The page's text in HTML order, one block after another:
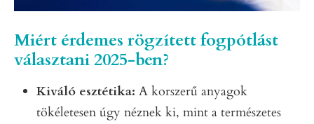
Miért érdemes rögzített fogpótlást
választani 2025-ben?
Kiváló esztétika: A korszerű anyagok
tökéletesen úgy néznek ki, mint a természetes